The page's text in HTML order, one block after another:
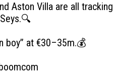
Aston Villa are all
boy” at €30–35m.💰